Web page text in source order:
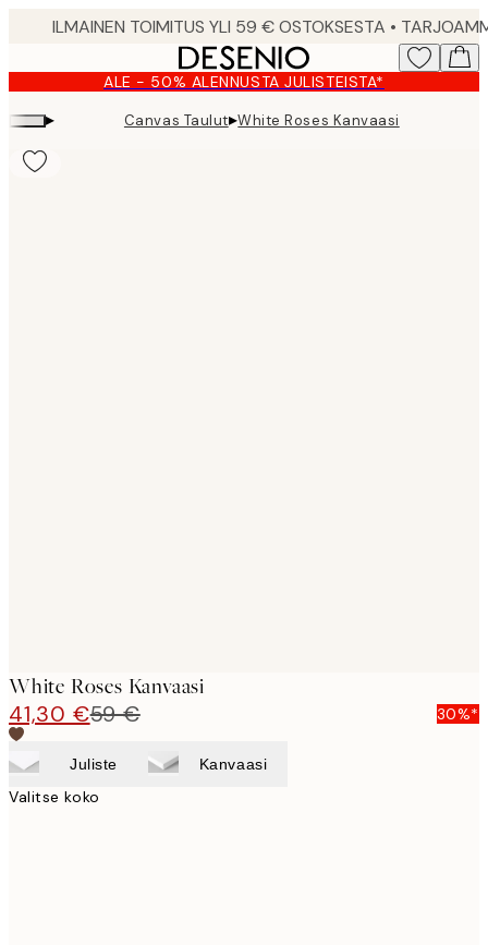
content.
ALE - 50% ALENNUSTA JULISTEISTA*
▸ Canvas Taulut▸White Roses Kanvaasi
White Roses Kanvaasi
41,30 €59 € 30%*
Juliste Kanvaasi
Valitse koko